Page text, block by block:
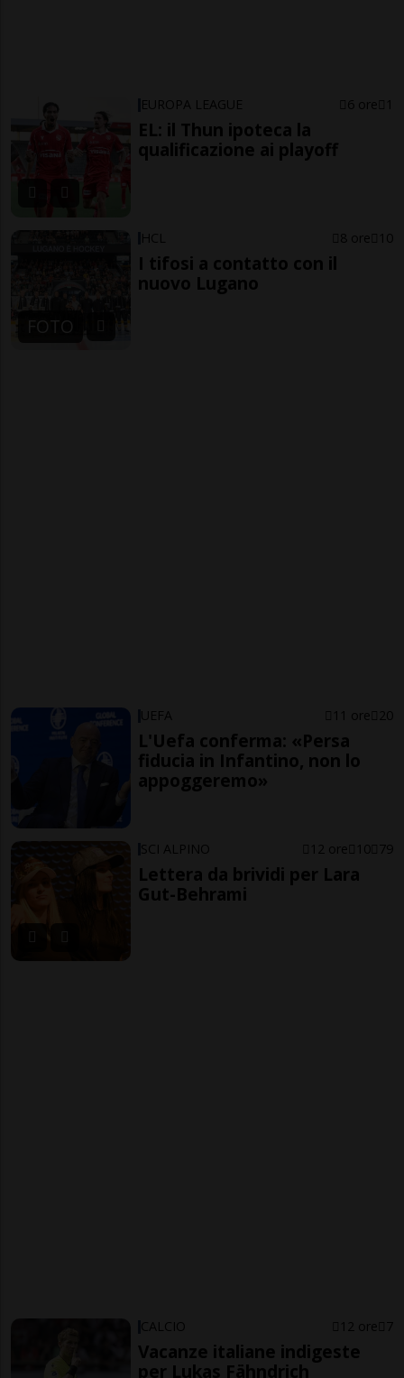
EUROPA LEAGUE 6 ore 1
EL: il Thun ipoteca la
qualificazione ai playoff
FOTO
HCL 8 ore 10
I tifosi a contatto con il
nuovo Lugano
UEFA 11 ore 20
L'Uefa conferma: «Persa
fiducia in Infantino, non lo
appoggeremo»
SCI ALPINO 12 ore 10 79
Lettera da brividi per Lara
Gut-Behrami
CALCIO 12 ore 7
Vacanze italiane indigeste
per Lukas Fähndrich